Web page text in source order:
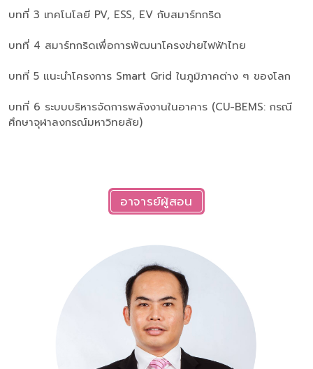
บทที่ 3 เทคโนโลยี PV, ESS, EV กับสมาร์ทกริด
บทที่ 4 สมาร์ทกริดเพื่อการพัฒนาโครงข่ายไฟฟ้าไทย
บทที่ 5 แนะนำโครงการ Smart Grid ในภูมิภาคต่าง ๆ ของโลก
บทที่ 6 ระบบบริหารจัดการพลังงานในอาคาร (CU-BEMS: กรณี
ศึกษาจุฬาลงกรณ์มหาวิทยลัย)
อาจารย์ผู้สอน